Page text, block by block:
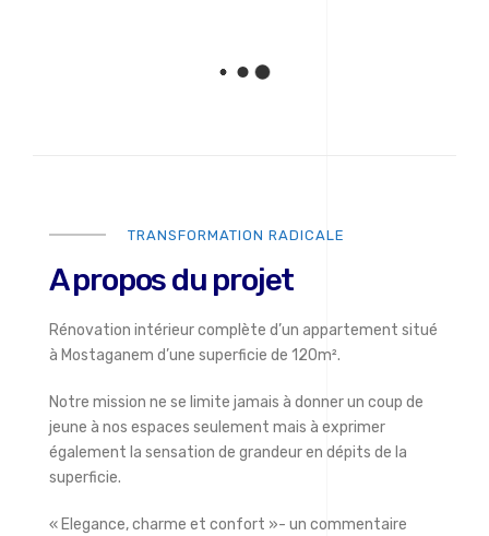
TRANSFORMATION RADICALE
A propos du projet
Rénovation intérieur complète d’un appartement situé
à Mostaganem d’une superficie de 120m².
Notre mission ne se limite jamais à donner un coup de
jeune à nos espaces seulement mais à exprimer
également la sensation de grandeur en dépits de la
superficie.
« Elegance, charme et confort »- un commentaire